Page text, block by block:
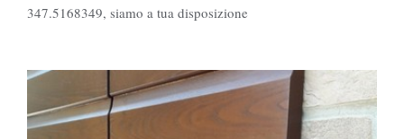
347.5168349, siamo a tua disposizione